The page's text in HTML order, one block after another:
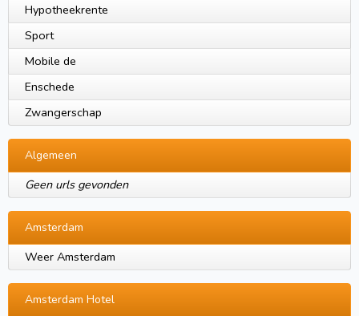
Hypotheekrente
Sport
Mobile de
Enschede
Zwangerschap
Algemeen
Geen urls gevonden
Amsterdam
Weer Amsterdam
Amsterdam Hotel